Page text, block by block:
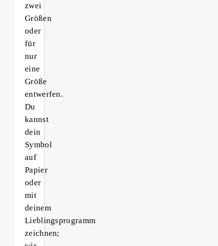
zwei
Größen
oder
für
nur
eine
Größe
entwerfen.
Du
kannst
dein
Symbol
auf
Papier
oder
mit
deinem
Lieblingsprogramm
zeichnen;